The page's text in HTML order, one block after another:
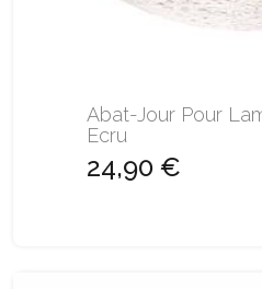
Abat-Jour Pour
Ecru
24,90 €